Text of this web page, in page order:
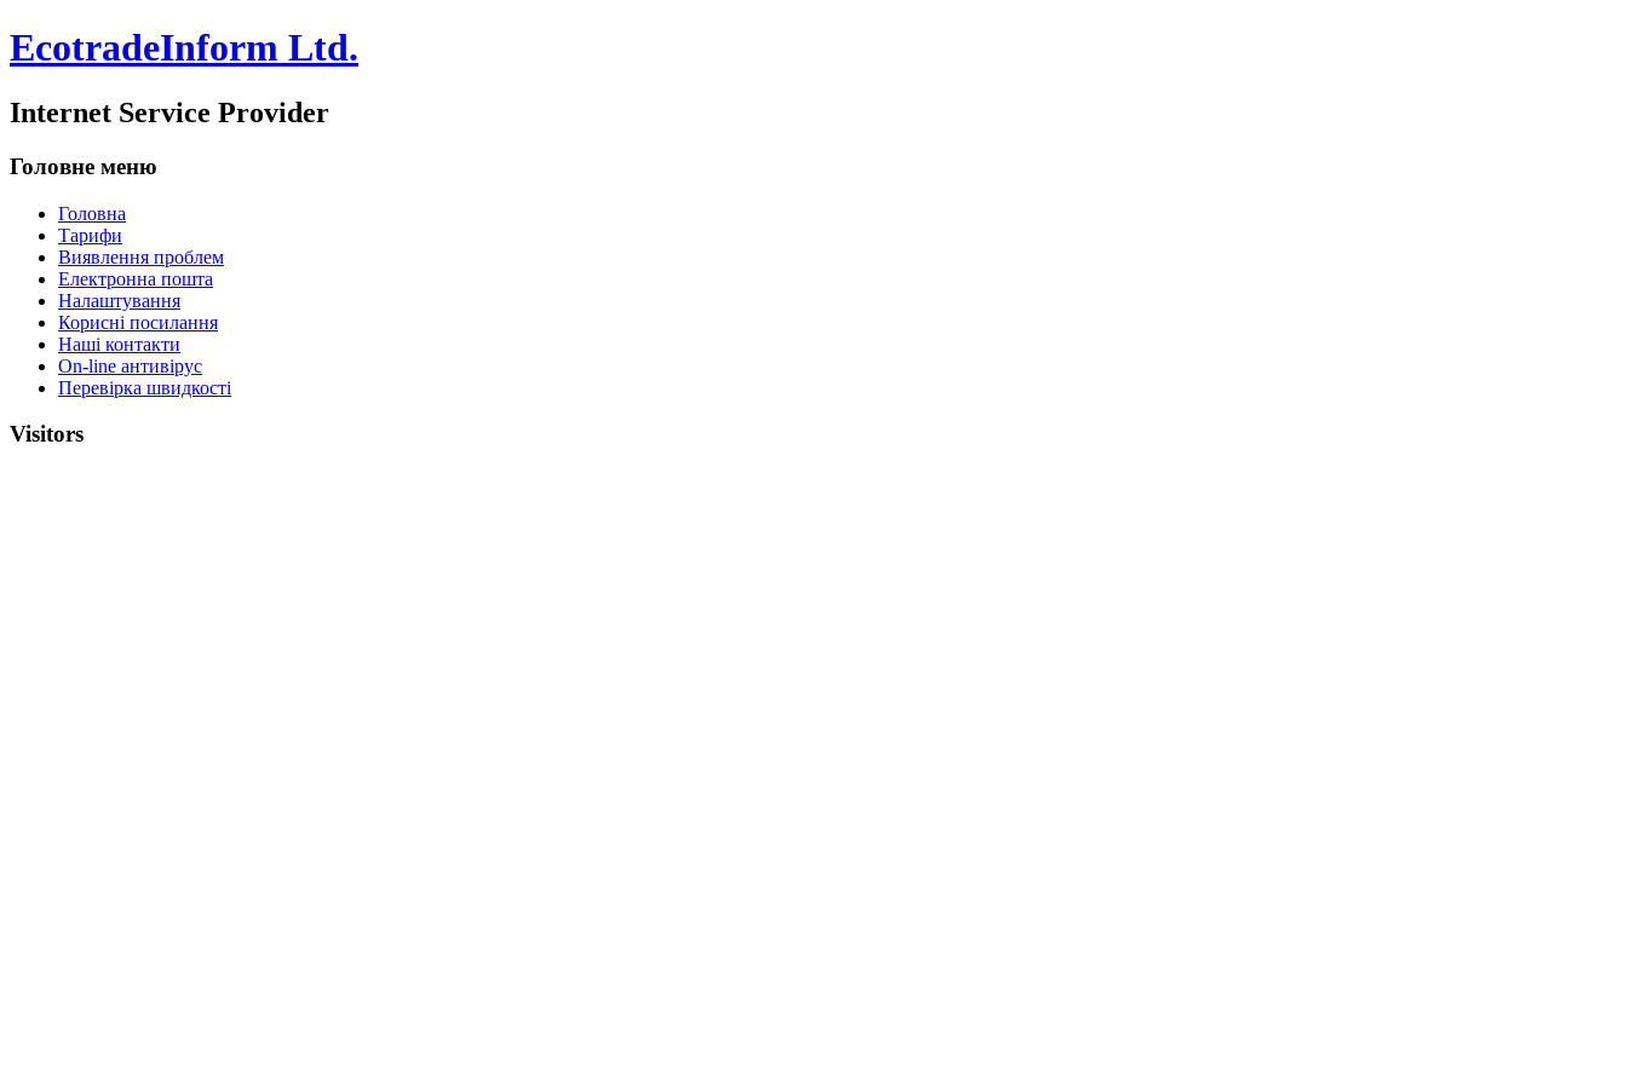
EcotradeInform Ltd.
Internet Service Provider
Головне меню
Головна
Тарифи
Виявлення проблем
Електронна пошта
Налаштування
Корисні посилання
Наші контакти
On-line антивірус
Перевірка швидкості
Visitors